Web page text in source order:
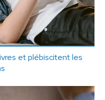
et plébiscitent les